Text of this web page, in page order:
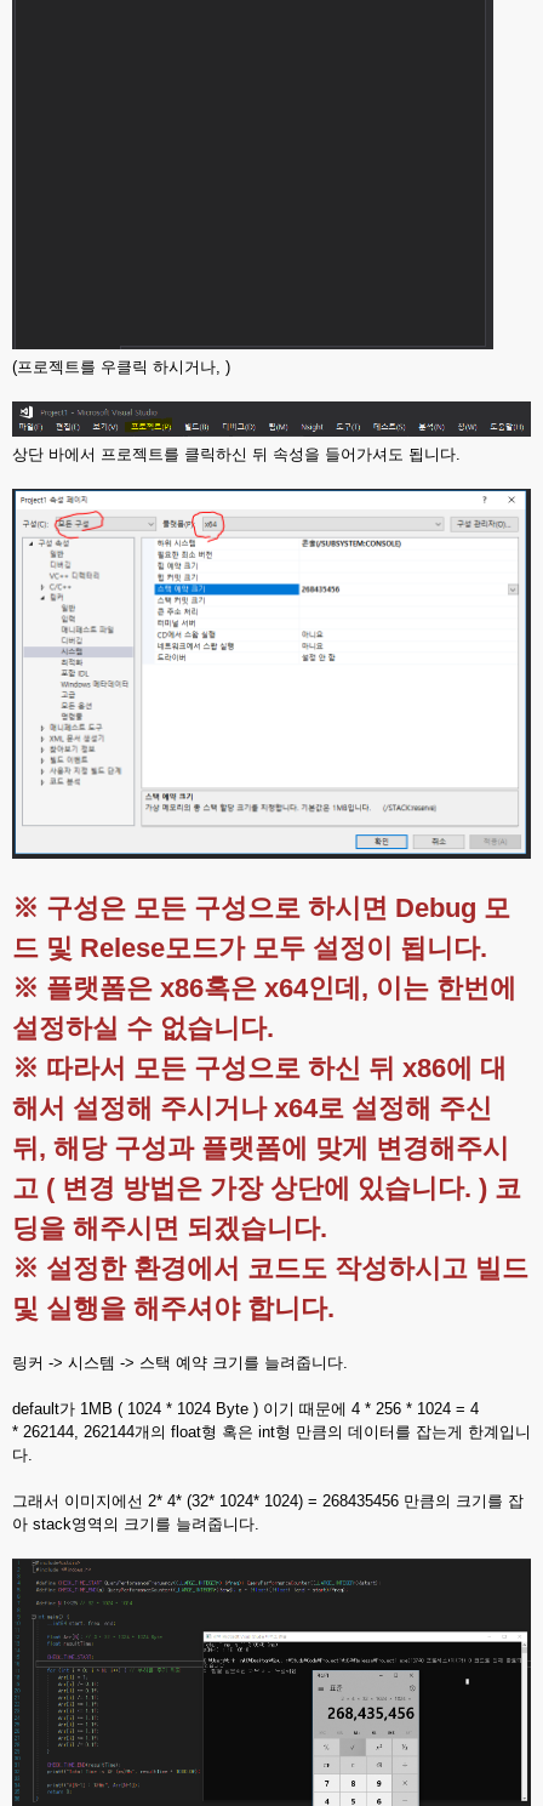
(프로젝트를 우클릭 하시거나, )
상단 바에서 프로젝트를 클릭하신 뒤 속성을 들어가셔도 됩니다.
※ 구성은 모든 구성으로 하시면 Debug 모
드 및 Relese모드가 모두 설정이 됩니다.
※ 플랫폼은 x86혹은 x64인데, 이는 한번에
설정하실 수 없습니다.
※ 따라서 모든 구성으로 하신 뒤 x86에 대
해서 설정해 주시거나 x64로 설정해 주신
뒤, 해당 구성과 플랫폼에 맞게 변경해주시
고 ( 변경 방법은 가장 상단에 있습니다. ) 코
딩을 해주시면 되겠습니다.
※ 설정한 환경에서 코드도 작성하시고 빌드
및 실행을 해주셔야 합니다.
링커 -> 시스템 -> 스택 예약 크기를 늘려줍니다.
default가 1MB ( 1024 * 1024 Byte ) 이기 때문에 4 * 256 * 1024 = 4
* 262144, 262144개의 float형 혹은 int형 만큼의 데이터를 잡는게 한계입니
다.
그래서 이미지에선 2* 4* (32* 1024* 1024) = 268435456 만큼의 크기를 잡
아 stack영역의 크기를 늘려줍니다.